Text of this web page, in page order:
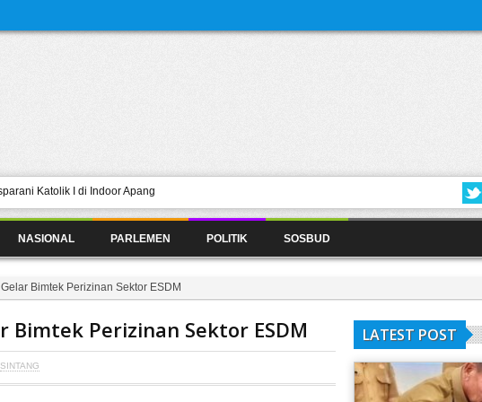
Katolik I di Indoor Apang
Ulang Masjid di Lokasi
Dilakukan di lingkungan Pemkab
Se-Kabupaten Sintang
NASIONAL PARLEMEN POLITIK SOSBUD
Bimtek Perizinan Sektor ESDM
Bimtek Perizinan Sektor ESDM
SINTANG
LATEST POST